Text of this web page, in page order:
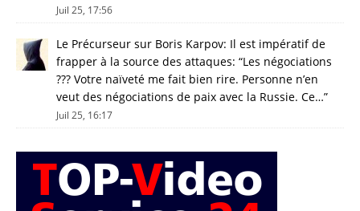
Juil 25, 17:56
Le Précurseur sur Boris Karpov: Il est impératif de
frapper à la source des attaques: “Les négociations
??? Votre naïveté me fait bien rire. Personne n’en
veut des négociations de paix avec la Russie. Ce…”
Juil 25, 16:17